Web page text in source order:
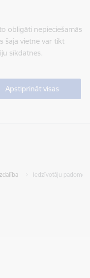
obligāti nepieciešamās
šajā vietnē var tikt
sīkdatnes.
Apstiprināt visas
Iedzīvotāju padomes